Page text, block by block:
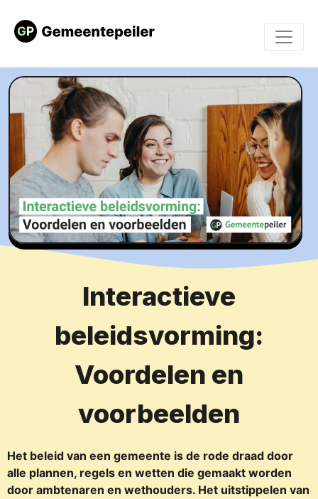
Interactieve
beleidsvorming:
Voordelen en
voorbeelden
Het beleid van een gemeente is de rode draad door
alle plannen, regels en wetten die gemaakt worden
door ambtenaren en wethouders. Het uitstippelen van